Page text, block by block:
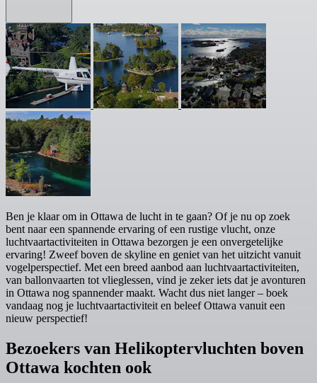
Ben je klaar om in Ottawa de lucht in te gaan? Of je nu op zoek
bent naar een spannende ervaring of een rustige vlucht, onze
luchtvaartactiviteiten in Ottawa bezorgen je een onvergetelijke
ervaring! Zweef boven de skyline en geniet van het uitzicht vanuit
vogelperspectief. Met een breed aanbod aan luchtvaartactiviteiten,
van ballonvaarten tot vlieglessen, vind je zeker iets dat je avonturen
in Ottawa nog spannender maakt. Wacht dus niet langer – boek
vandaag nog je luchtvaartactiviteit en beleef Ottawa vanuit een
nieuw perspectief!
Bezoekers van Helikoptervluchten boven
Ottawa kochten ook